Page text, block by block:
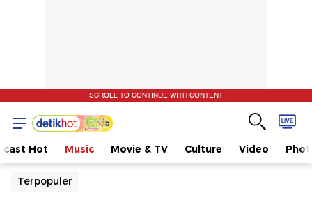
SCROLL TO CONTINUE WITH CONTENT
Hot Music Movie & TV Culture Video
Terpopuler